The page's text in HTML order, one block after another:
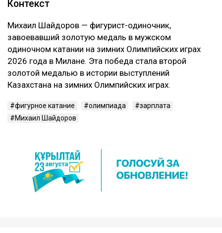
Контекст
Михаил Шайдоров — фигурист-одиночник,
завоевавший золотую медаль в мужском
одиночном катании на зимних Олимпийских играх
2026 года в Милане. Эта победа стала второй
золотой медалью в истории выступлений
Казахстана на зимних Олимпийских играх.
фигурное катание олимпиада
зарплата
Михаил Шайдоров